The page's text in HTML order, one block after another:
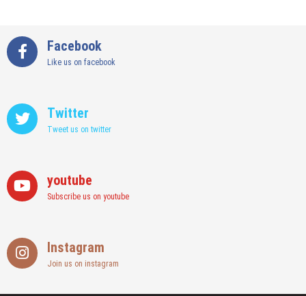
Facebook
Like us on facebook
Twitter
Tweet us on twitter
youtube
Subscribe us on youtube
Instagram
Join us on instagram